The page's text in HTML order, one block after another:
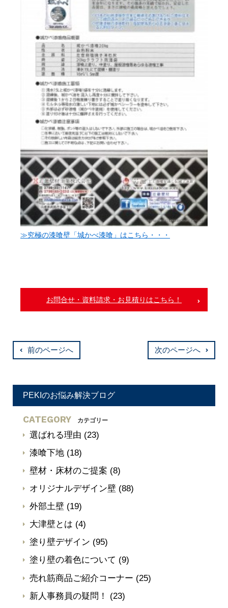
≫究極の漆喰壁「城かべ漆喰」はこちら・・・
お問合せ・資料請求・お見積りはこちら！
前のページへ 次のページへ
PEKIのお悩み解決ブログ
CATEGORY カテゴリー
選ばれる理由 (23)
漆喰下地 (18)
壁材・床材のご提案 (8)
オリジナルデザイン壁 (88)
外部土壁 (19)
大津壁とは (4)
塗り壁デザイン (95)
塗り壁の着色について (9)
売れ筋商品ご紹介コーナー (25)
新人事務員の疑問！
(23)